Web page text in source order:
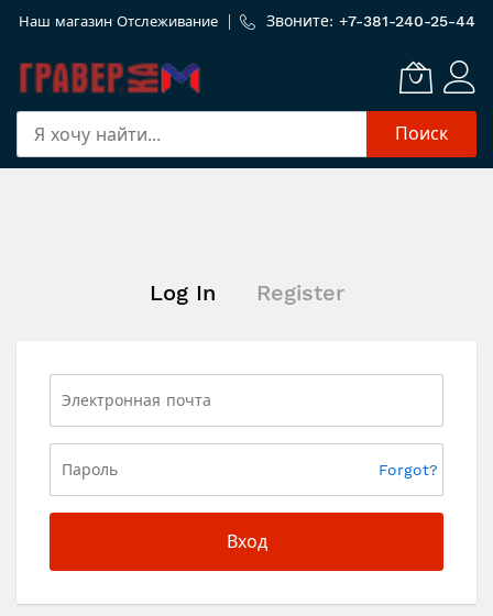
Наш магазин Отслеживание Звоните: +7-381-240-25-44
Поиск
Log In Register
Forgot?
Вход